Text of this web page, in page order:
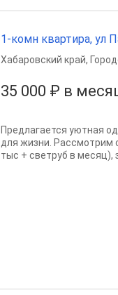
1-комн квартира, ул
35 000 ₽ в
Хабаровский край,
Предлагается уютная
для жизни. Рассмотрим
тыс + светруб в месяц),